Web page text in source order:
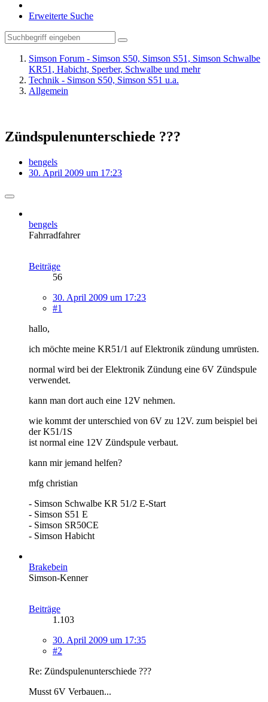
Erweiterte Suche
Simson Forum - Simson S50, Simson S51, Simson Schwalbe
KR51, Habicht, Sperber, Schwalbe und mehr
Technik - Simson S50, Simson S51 u.a.
Allgemein
Zündspulenunterschiede ???
bengels
30. April 2009 um 17:23
bengels
Fahrradfahrer
Beiträge
56
30. April 2009 um 17:23
#1
hallo,
ich möchte meine KR51/1 auf Elektronik zündung umrüsten.
normal wird bei der Elektronik Zündung eine 6V Zündspule
verwendet.
kann man dort auch eine 12V nehmen.
wie kommt der unterschied von 6V zu 12V. zum beispiel bei
der K51/1S
ist normal eine 12V Zündspule verbaut.
kann mir jemand helfen?
mfg christian
- Simson Schwalbe KR 51/2 E-Start
- Simson S51 E
- Simson SR50CE
- Simson Habicht
Brakebein
Simson-Kenner
Beiträge
1.103
30. April 2009 um 17:35
#2
Re: Zündspulenunterschiede ???
Musst 6V Verbauen...